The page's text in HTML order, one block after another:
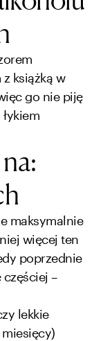
książką w
go nie piję
maksymalnie
więcej ten
poprzednie
–
lekkie